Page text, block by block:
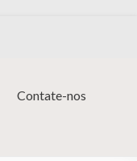
Contate-nos